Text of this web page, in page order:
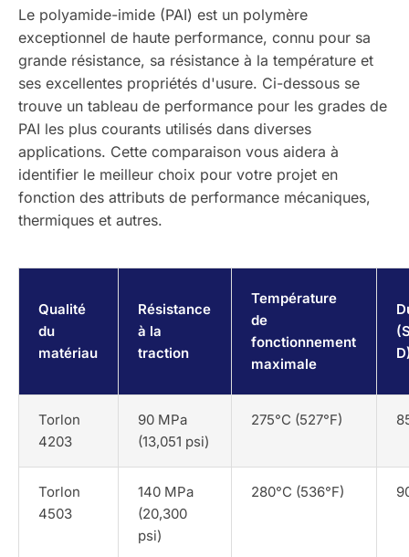
Le polyamide-imide (PAI) est un polymère
exceptionnel de haute performance, connu pour sa
grande résistance, sa résistance à la température et
ses excellentes propriétés d'usure. Ci-dessous se
trouve un tableau de performance pour les grades de
PAI les plus courants utilisés dans diverses
applications. Cette comparaison vous aidera à
identifier le meilleur choix pour votre projet en
fonction des attributs de performance mécaniques,
thermiques et autres.
Qualité
du
matériau
Résistance
à la
traction
Température
de
fonctionnement
maximale
Torlon
4203
90 MPa
(13,051 psi)
275°C (527°F)
Torlon
4503
140 MPa
(20,300
psi)
280°C (536°F)